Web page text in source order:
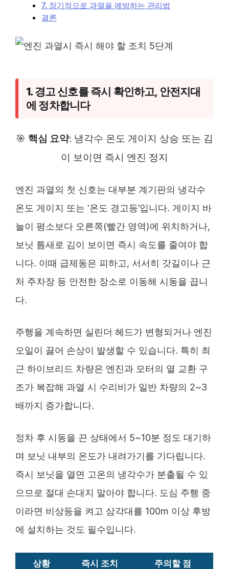
7. 장기적으로 과열을 예방하는 관리법
결론
1. 경고 신호를 즉시 확인하고, 안전지대
에 정차합니다
🎯 핵심 요약: 냉각수 온도 게이지 상승 또는 김
이 보이면 즉시 엔진 정지
엔진 과열의 첫 신호는 대부분 계기판의 냉각수
온도 게이지 또는 ‘온도 경고등’입니다. 게이지 바
늘이 평소보다 오른쪽(빨간 영역)에 위치하거나,
보닛 틈새로 김이 보이면 즉시 속도를 줄여야 합
니다. 이때 급제동은 피하고, 서서히 갓길이나 근
처 주차장 등 안전한 장소로 이동해 시동을 끕니
다.
주행을 계속하면 실린더 헤드가 변형되거나 엔진
오일이 끓어 손상이 발생할 수 있습니다. 특히 최
근 하이브리드 차량은 엔진과 모터의 열 교환 구
조가 복잡해 과열 시 수리비가 일반 차량의 2~3
배까지 증가합니다.
정차 후 시동을 끈 상태에서 5~10분 정도 대기하
며 보닛 내부의 온도가 내려가기를 기다립니다.
즉시 보닛을 열면 고온의 냉각수가 분출될 수 있
으므로 절대 손대지 말아야 합니다. 도심 주행 중
이라면 비상등을 켜고 삼각대를 100m 이상 후방
에 설치하는 것도 필수입니다.
상황 즉시 조치 주의할 점